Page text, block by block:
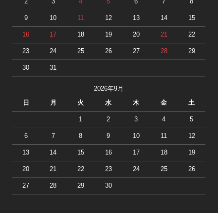
2 3 4 5 6 7 8
9 10 11 12 13 14 15
16 17 18 19 20 21 22
23 24 25 26 27 28 29
30 31
2026年9月
日 月 火 水 木 金 土
1 2 3 4 5
6 7 8 9 10 11 12
13 14 15 16 17 18 19
20 21 22 23 24 25 26
27 28 29 30